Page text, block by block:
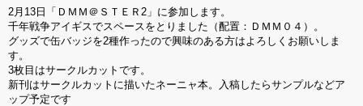
2月13日「ＤＭＭ＠ＳＴＥＲ2」に参加します。
千年戦争アイギスでスペースをとりました（配置：ＤＭＭ０４）。
グッズで缶バッジを2種作ったので興味のある方はよろしくお願いしま
す。
3枚目はサークルカットです。
新刊はサークルカットに描いたネーニャ本。入稿したらサンプルなどア
ップ予定です